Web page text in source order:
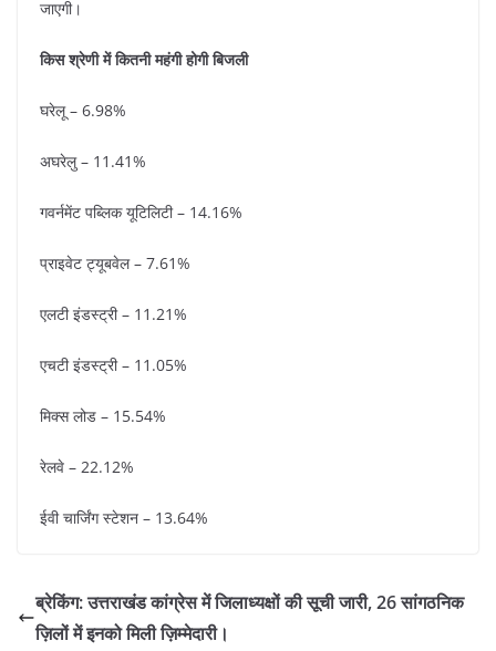
जाएगी।
किस श्रेणी में कितनी महंगी होगी बिजली
घरेलू – 6.98%
अघरेलु – 11.41%
गवर्नमेंट पब्लिक यूटिलिटी – 14.16%
प्राइवेट ट्यूबवेल – 7.61%
एलटी इंडस्ट्री – 11.21%
एचटी इंडस्ट्री – 11.05%
मिक्स लोड – 15.54%
रेलवे – 22.12%
ईवी चार्जिंग स्टेशन – 13.64%
ब्रेकिंग: उत्तराखंड कांग्रेस में जिलाध्यक्षों की सूची जारी, 26 सांगठनिक
ज़िलों में इनको मिली ज़िम्मेदारी।